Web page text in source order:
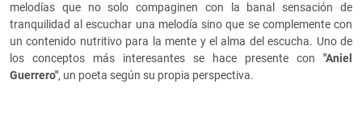
melodías que no solo compaginen con la banal sensación de
tranquilidad al escuchar una melodía sino que se complemente con
un contenido nutritivo para la mente y el alma del escucha. Uno de
los conceptos más interesantes se hace presente con "Aniel
Guerrero", un poeta según su propia perspectiva.